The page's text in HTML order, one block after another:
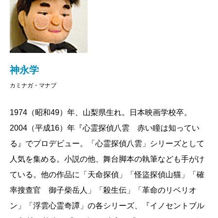
ッシュ・ポイント』でテロリストの銃弾に倒れ昏睡状
態となった志乃は、警察との契約で予知夢の可視化と
生命維持の機能をあわせもつクロノスシステムにつな
がれ生き永らえることになる。真田たちは警察組織
「次世代犯罪情報室」に組み込まれ、予見された死の
運命を変える危険な任務に身を投じてゆく。
キャラクターは、その特殊能力ゆえに斜に構えてい
て、それはそれで魅力的だったのだが、両親を惨殺さ
れ名前を変えて生きざるをえなかった真田は人生の過
酷さを知るからこそ、悪を許さずまっすぐに正義を貫
こうとする。その戦い方も、銃弾のなかをバイクで突
っ込んでいくという正面突破あるのみで潔い。人を信
じ、たとえテロリストだろうと殺すことに躊躇する。
神永学
カミナガ・マナブ
1974（昭和49）年、山梨県生れ。日本映画学校卒。
2004（平成16）年『心霊探偵八雲 赤い瞳は知ってい
る』でプロデビュー。「心霊探偵八雲」シリーズとして
人気を集める。小説の他、舞台脚本の執筆なども手がけ
ている。他の作品に「天命探偵」「怪盜探偵山猫」「確
率搜查官 御子柴岳人」「殺生伝」「革命のリベリオ
ン」「浮雲心霊奇譚」の各シリーズ、『イノセントブル